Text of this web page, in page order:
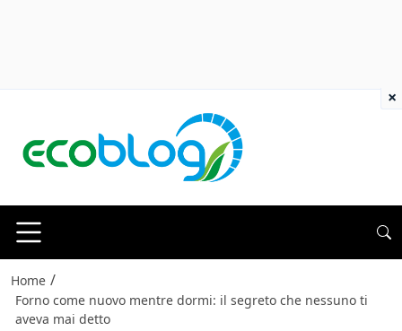
Home /
Forno come nuovo mentre dormi: il segreto che nessuno ti
aveva mai detto
×